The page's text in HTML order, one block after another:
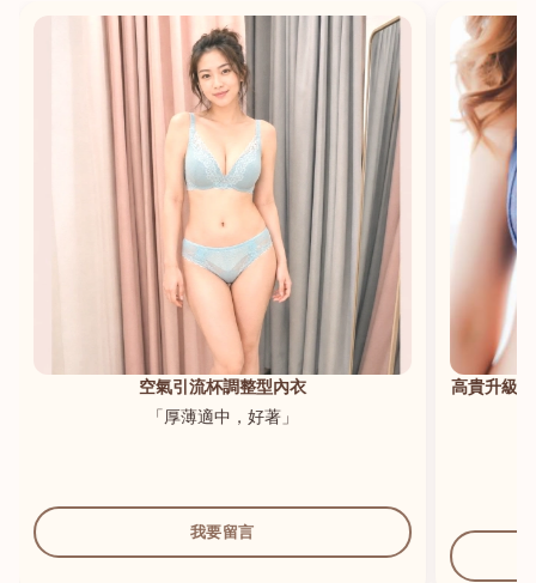
空氣引流杯調整型內衣
「厚薄適中，好著」
我要留言
高貴升級
港澳中文
English